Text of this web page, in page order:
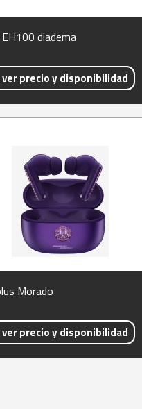
diadema
precio y disponibilidad
Morado
precio y disponibilidad